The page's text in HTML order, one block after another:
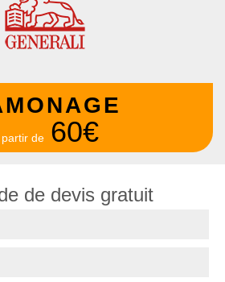
de 60€
de devis gratuit